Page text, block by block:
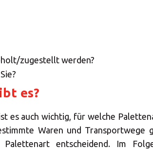
zugestellt werden?
es?
es auch wichtig, für welche
Waren und Transportwege
entscheidend. Im
Sie ein MBE Center